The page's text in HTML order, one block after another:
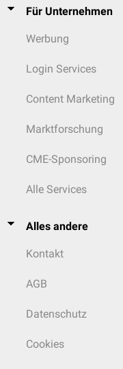
Für Unternehmen
Werbung
Login Services
Content Marketing
Marktforschung
CME-Sponsoring
Alle Services
Alles andere
Kontakt
AGB
Datenschutz
Cookies